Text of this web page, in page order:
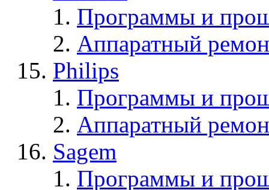
Программы и
Аппаратный
Philips
Программы и
Аппаратный
Sagem
Программы и